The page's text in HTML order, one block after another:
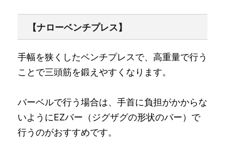
【ナローベンチプレス】
手幅を狭くしたベンチプレスで、高重量で行う
ことで三頭筋を鍛えやすくなります。
バーベルで行う場合は、手首に負担がかからな
いようにEZバー（ジグザグの形状のバー）で
行うのがおすすめです。